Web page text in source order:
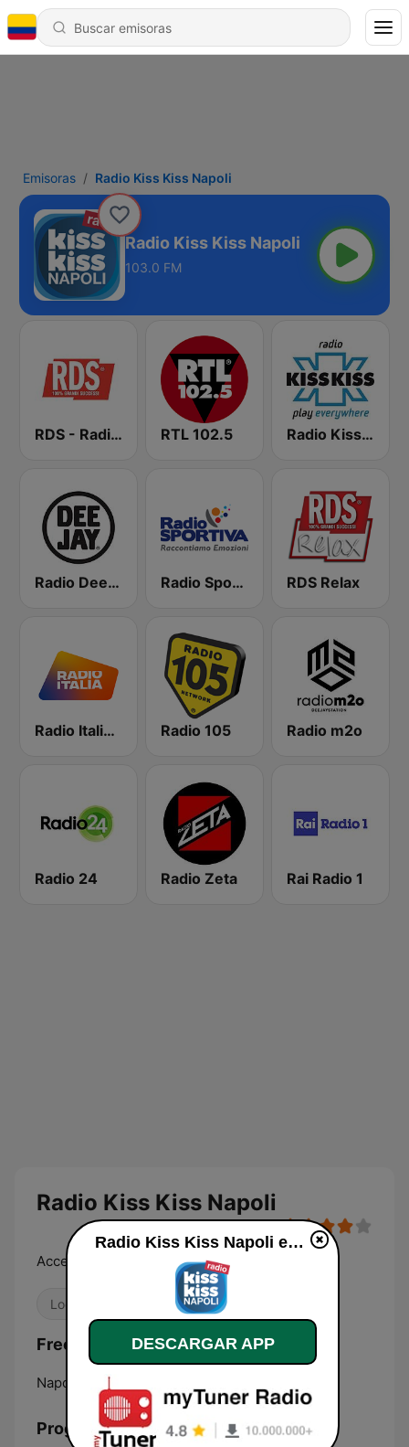
Emisoras Radio Kiss Kiss Napoli
Radio Kiss Kiss Napoli
103.0 FM
RDS - Radio Dimensione Suono RTL 102.5 Radio Kiss Kiss
Radio Deejay Radio Sportiva RDS Relax
Radio Italia solomusicaitaliana Radio 105 Radio m2o
Radio 24 Radio Zeta Rai Radio 1
Radio Kiss Kiss Napoli
Accende la città
Locales
Frecuencias Radio Kiss Kiss Napoli:
Napoli: 103.0 FM
Programación
Radio Kiss Kiss Napoli en vivo
DESCARGAR APP